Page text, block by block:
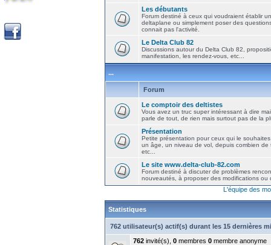
Les débutants
Forum destiné à ceux qui voudraient établir
deltaplane ou simplement poser des
connait pas l'activité.
Le Delta Club 82
Discussions autour du Delta Club 82,
manifestation, les rendez-vous, etc...
...
Forum
Le comptoir des deltistes
Vous avez un truc super intéressant à dire
parle de tout, de rien mais surtout pas de la
Présentation
Petite présentation pour ceux qui le
un âge, un niveau de vol, depuis combien de
etc...
Le site www.delta-club-82.com
Forum destiné à discuter de problèmes
nouveautés, à proposer des modifications ou
L'équipe des
Statistiques
762 utilisateur(s) actif(s) durant les 15 dernières
762 invité(s), 0 membres 0 membre anonyme